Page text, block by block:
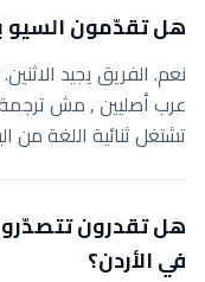
هل تقدّمون السيو
نعم. الفريق يجيد
عرب أصليين , مش ترجمة
تشتغل ثنائية اللغة من
هل تقدرون
في الأردن؟